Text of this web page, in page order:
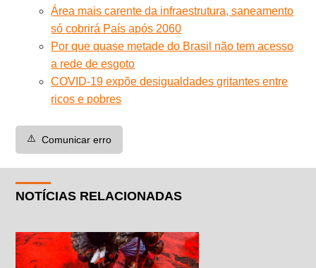
Área mais carente da infraestrutura, saneamento
só cobrirá País após 2060
Por que quase metade do Brasil não tem acesso
a rede de esgoto
COVID-19 expõe desigualdades gritantes entre
ricos e pobres
⚠️ Comunicar erro
NOTÍCIAS RELACIONADAS